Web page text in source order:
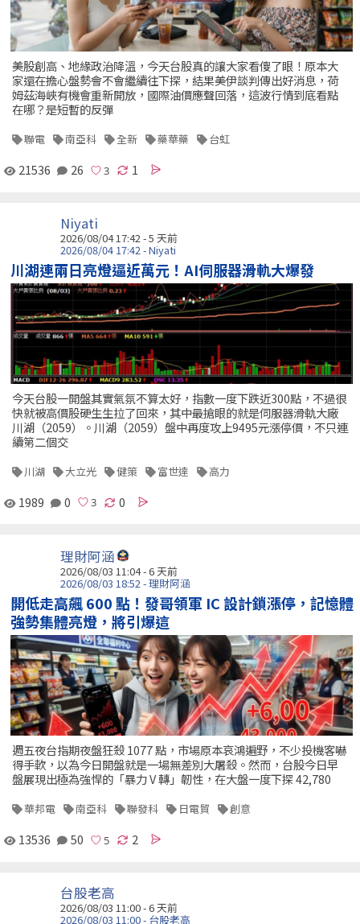
美股創高、地緣政治降溫，今天台股真的讓大家看傻了眼！原本大
家還在擔心盤勢會不會繼續往下探，結果美伊談判傳出好消息，荷
姆茲海峽有機會重新開放，國際油價應聲回落，這波行情到底看點
在哪？是短暫的反彈
聯電 南亞科 全新 藥華藥 台虹
21536 26 1
Niyati
2026/08/04 17:42 - 5 天前
2026/08/04 17:42 - Niyati
川湖連兩日亮燈逼近萬元！AI伺服器滑軌大爆發
今天台股一開盤其實氣氛不算太好，指數一度下跌近300點，不過很
快就被高價股硬生生拉了回來，其中最搶眼的就是伺服器滑軌大廠
川湖（2059）。川湖（2059）盤中再度攻上9495元漲停價，不只連
續第二個交
川湖 大立光 健策 富世達 高力
1989 0 0
理財阿涵
2026/08/03 11:04 - 6 天前
2026/08/03 18:52 - 理財阿涵
開低走高飆 600 點！發哥領軍 IC 設計鎖漲停，記憶體
強勢集體亮燈，將引爆這
週五夜台指期夜盤狂殺 1077 點，市場原本哀鴻遍野，不少投機客嚇
得手軟，以為今日開盤就是一場無差別大屠殺。然而，台股今日早
盤展現出極為強悍的「暴力 V 轉」韌性，在大盤一度下探 42,780
華邦電 南亞科 聯發科 日電貿 創意
13536 50 2
台股老高
2026/08/03 11:00 - 6 天前
2026/08/03 11:00 - 台股老高